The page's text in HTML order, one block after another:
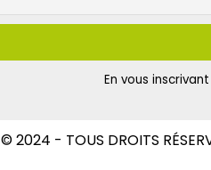
En vous
© 2024 - TOUS DROITS